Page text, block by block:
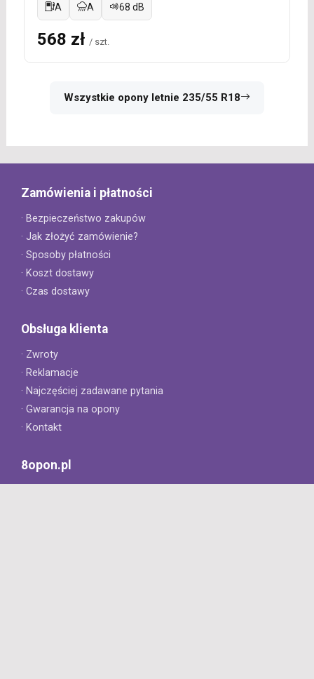
A A 68 dB
568 zł / szt.
Wszystkie opony letnie 235/55 R18
Zamówienia i płatności
· Bezpieczeństwo zakupów
· Jak złożyć zamówienie?
· Sposoby płatności
· Koszt dostawy
· Czas dostawy
Obsługa klienta
· Zwroty
· Reklamacje
· Najczęściej zadawane pytania
· Gwarancja na opony
· Kontakt
8opon.pl